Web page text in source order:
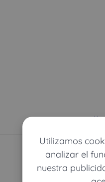
Utilizamos
analizar el
nuestra
Ver